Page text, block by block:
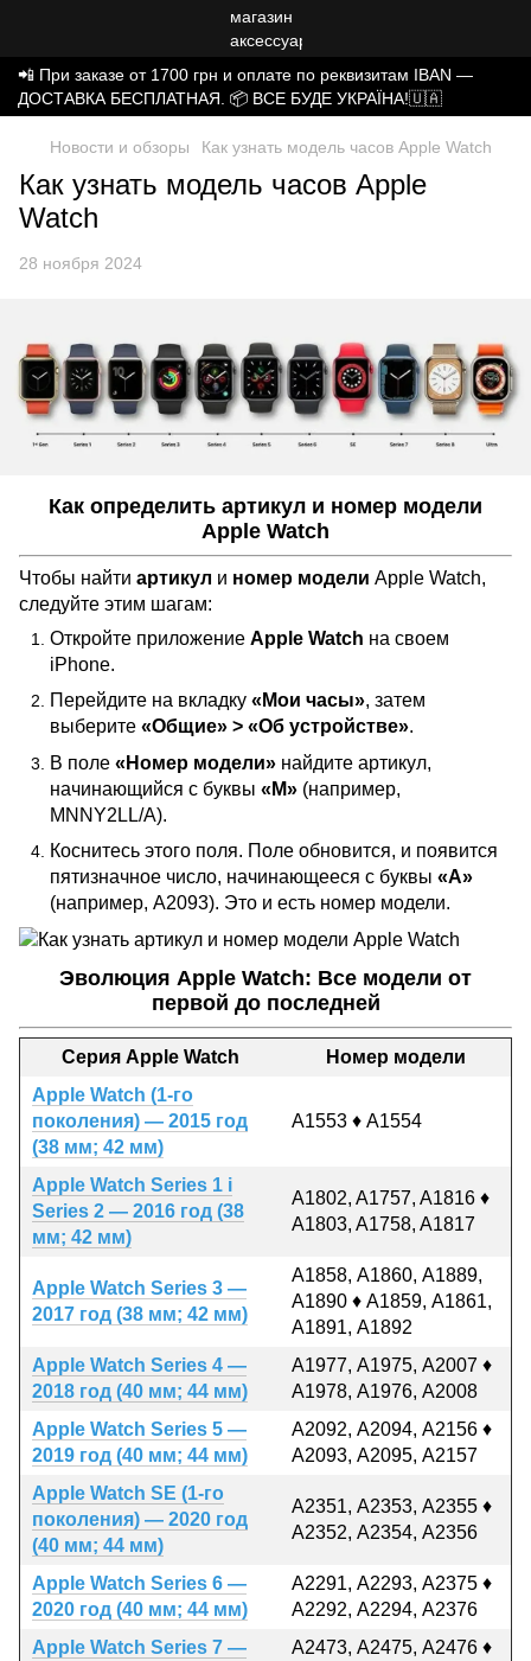
📲 При заказе от 1700 грн и оплате по реквизитам IBAN —
ДОСТАВКА БЕСПЛАТНАЯ. 📦 ВСЕ БУДЕ УКРАЇНА!🇺🇦
Новости и обзоры Как узнать модель часов Apple Watch
Как узнать модель часов Apple
Watch
28 ноября 2024
Как определить артикул и номер модели
Apple Watch
Чтобы найти артикул и номер модели Apple Watch,
следуйте этим шагам:
Откройте приложение Apple Watch на своем
iPhone.
Перейдите на вкладку «Мои часы», затем
выберите «Общие» > «Об устройстве».
В поле «Номер модели» найдите артикул,
начинающийся с буквы «М» (например,
MNNY2LL/A).
Коснитесь этого поля. Поле обновится, и появится
пятизначное число, начинающееся с буквы «А»
(например, A2093). Это и есть номер модели.
Эволюция Apple Watch: Все модели от
первой до последней
Серия Apple Watch
Номер модели
Apple Watch (1-го
поколения) — 2015 год
(38 мм; 42 мм)
A1553 ♦ А1554
Apple Watch Series 1 і
Series 2 — 2016 год (38
мм; 42 мм)
A1802, A1757, A1816 ♦
A1803, A1758, A1817
Apple Watch Series 3 —
2017 год (38 мм; 42 мм)
А1858, А1860, А1889,
А1890 ♦ А1859, А1861,
А1891, А1892
Apple Watch Series 4 —
2018 год (40 мм; 44 мм)
А1977, А1975, А2007 ♦
А1978, А1976, А2008
Apple Watch Series 5 —
2019 год (40 мм; 44 мм)
А2092, А2094, А2156 ♦
А2093, А2095, А2157
Apple Watch SE (1-го
поколения) — 2020 год
(40 мм; 44 мм)
А2351, А2353, А2355 ♦
А2352, А2354, А2356
Apple Watch Series 6 —
2020 год (40 мм; 44 мм)
А2291, А2293, А2375 ♦
А2292, А2294, А2376
Apple Watch Series 7 —
А2473, А2475, А2476 ♦